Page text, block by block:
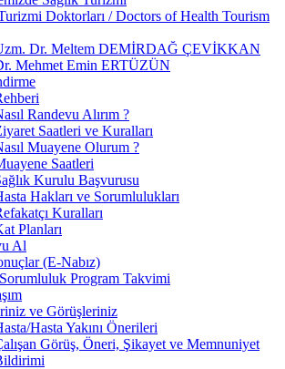
Doktorları / Doctors of Health Tourism
Dr. Meltem DEMİRDAĞ ÇEVİKKAN
Mehmet Emin ERTÜZÜN
Randevu Alırım ?
Saatleri ve Kuralları
Muayene Olurum ?
Saatleri
Kurulu Başvurusu
Hakları ve Sorumlulukları
Kuralları
Planları
Al
(E-Nabız)
Program Takvimi
ve Görüşleriniz
Hasta Yakını Önerileri
Görüş, Öneri, Şikayet ve Memnuniyet